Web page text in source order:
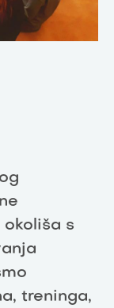
s
treninga,